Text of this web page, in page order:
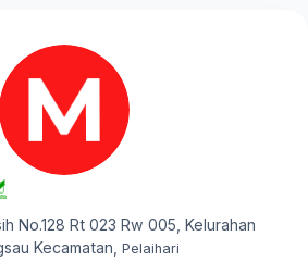
No.128 Rt 023 Rw 005, Kelurahan
Kecamatan
Pelaihari